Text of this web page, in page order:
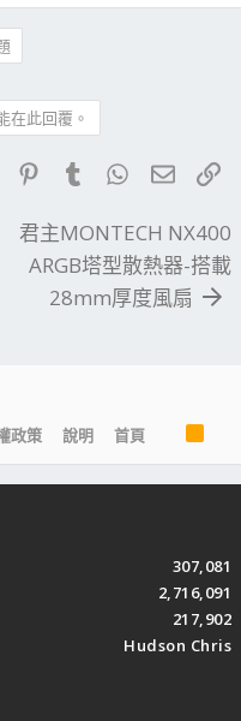
在此回覆。
Reddit PinterestTumblrWhatsApp
電子
君主MONTECH NX400
ARGB塔型散熱器-搭載
28mm厚度風扇
政策 說明 首頁
R
S
S
307,081
2,716,091
217,902
Hudson Chris